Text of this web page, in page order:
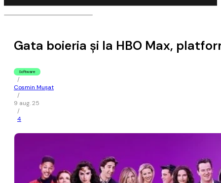
Gata boieria şi la HBO Max,
Software
/
Cosmin Mușat
/
9 aug. 25
/
4